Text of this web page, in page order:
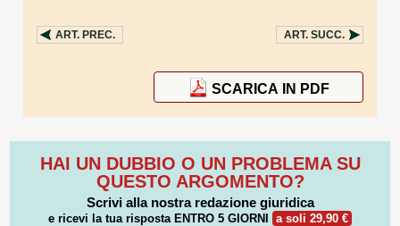
ART. PREC. ART. SUCC.
SCARICA IN PDF
HAI UN DUBBIO O UN PROBLEMA SU
QUESTO ARGOMENTO?
Scrivi alla nostra redazione giuridica
e ricevi la tua risposta ENTRO 5 GIORNI a soli 29,90 €